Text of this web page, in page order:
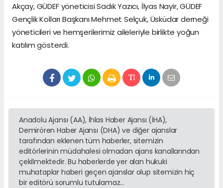
Akçay, GÜDEF yöneticisi Sadık Yazıcı, İlyas Nayir, GÜDEF
Gençlik Kolları Başkanı Mehmet Selçuk, Üsküdar derneği
yöneticileri ve hemşerilerimiz aileleriyle birlikte yoğun
katılım gösterdi.
Anadolu Ajansı (AA), İhlas Haber Ajansı (İHA),
Demirören Haber Ajansı (DHA) ve diğer ajanslar
tarafından eklenen tüm haberler, sitemizin
editörlerinin müdahalesi olmadan ajans kanallarından
çekilmektedir. Bu haberlerde yer alan hukuki
muhataplar haberi geçen ajanslar olup sitemizin hiç
bir editörü sorumlu tutulamaz...